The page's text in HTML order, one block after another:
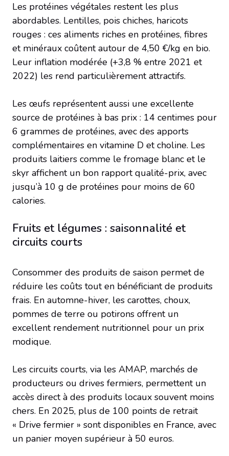
Les protéines végétales restent les plus
abordables. Lentilles, pois chiches, haricots
rouges : ces aliments riches en protéines, fibres
et minéraux coûtent autour de 4,50 €/kg en bio.
Leur inflation modérée (+3,8 % entre 2021 et
2022) les rend particulièrement attractifs.
Les œufs représentent aussi une excellente
source de protéines à bas prix : 14 centimes pour
6 grammes de protéines, avec des apports
complémentaires en vitamine D et choline. Les
produits laitiers comme le fromage blanc et le
skyr affichent un bon rapport qualité-prix, avec
jusqu’à 10 g de protéines pour moins de 60
calories.
Fruits et légumes : saisonnalité et
circuits courts
Consommer des produits de saison permet de
réduire les coûts tout en bénéficiant de produits
frais. En automne-hiver, les carottes, choux,
pommes de terre ou potirons offrent un
excellent rendement nutritionnel pour un prix
modique.
Les circuits courts, via les AMAP, marchés de
producteurs ou drives fermiers, permettent un
accès direct à des produits locaux souvent moins
chers. En 2025, plus de 100 points de retrait
« Drive fermier » sont disponibles en France, avec
un panier moyen supérieur à 50 euros.